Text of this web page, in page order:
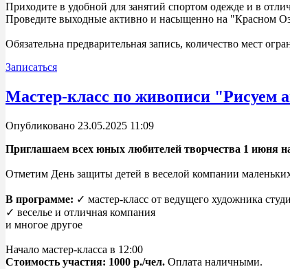
Приходите в удобной для занятий спортом одежде и в
Проведите выходные активно и насыщенно на "Красном
Обязательна предварительная запись, количество мест
Записаться
Мастер-класс по живописи "Рисуем
Опубликовано 23.05.2025 11:09
Приглашаем всех юных любителей творчества 1 июня
Отметим День защиты детей в веселой компании
В программе: ✓ мастер-класс от ведущего художника
✓ веселье и отличная компания
и многое другое
Начало мастер-класса в 12:00
Стоимость участия: 1000 р./чел. Оплата наличными.